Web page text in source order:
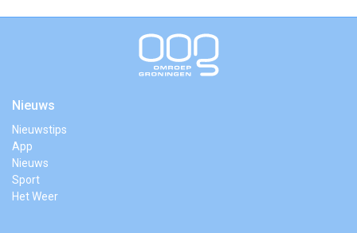
Nieuws
Nieuwstips
App
Nieuws
Sport
Het Weer